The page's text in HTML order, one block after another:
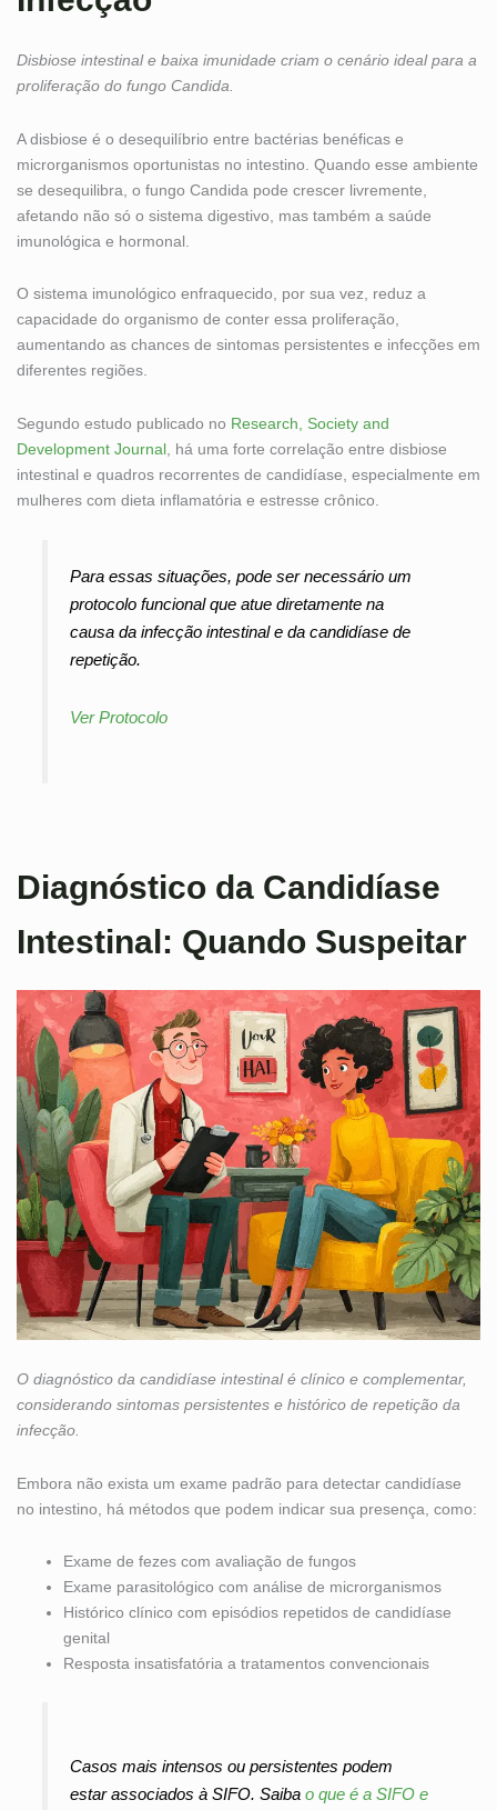
Disbiose intestinal e baixa imunidade criam o cenário ideal para a
proliferação do fungo Candida.
A disbiose é o desequilíbrio entre bactérias benéficas e
microrganismos oportunistas no intestino. Quando esse ambiente
se desequilibra, o fungo Candida pode crescer livremente,
afetando não só o sistema digestivo, mas também a saúde
imunológica e hormonal.
O sistema imunológico enfraquecido, por sua vez, reduz a
capacidade do organismo de conter essa proliferação,
aumentando as chances de sintomas persistentes e infecções em
diferentes regiões.
Segundo estudo publicado no Research, Society and
Development Journal , há uma forte correlação entre disbiose
intestinal e quadros recorrentes de candidíase, especialmente em
mulheres com dieta inflamatória e estresse crônico.
Para essas situações, pode ser necessário um
protocolo funcional que atue diretamente na
causa da infecção intestinal e da candidíase de
repetição.
Ver Protocolo
Diagnóstico da Candidíase
Intestinal: Quando Suspeitar
O diagnóstico da candidíase intestinal é clínico e complementar,
considerando sintomas persistentes e histórico de repetição da
infecção.
Embora não exista um exame padrão para detectar candidíase
no intestino, há métodos que podem indicar sua presença, como:
Exame de fezes com avaliação de fungos
Exame parasitológico com análise de microrganismos
Histórico clínico com episódios repetidos de candidíase
genital
Resposta insatisfatória a tratamentos convencionais
Casos mais intensos ou persistentes podem
estar associados à SIFO. Saibao que é a SIFO e